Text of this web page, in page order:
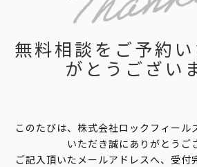
LINE UP
SUPPORT
COMPANY
無料相談をご予約
がとうござい
このたびは、株式会社ロックフィール
いただき誠にありがとうご
ご記入頂いたメールアドレスへ、受付